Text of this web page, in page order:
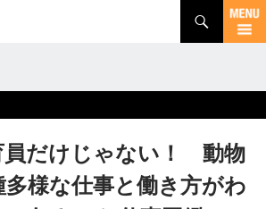
員だけじゃない！ 動物
様な仕事と働き方がわ